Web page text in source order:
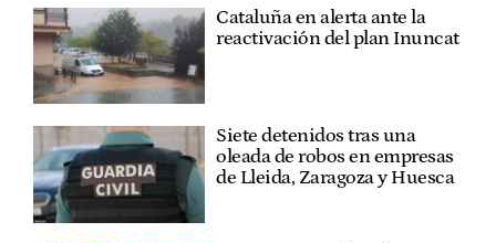
Cataluña en alerta ante la
reactivación del plan Inuncat
Siete detenidos tras una
oleada de robos en empresas
de Lleida, Zaragoza y Huesca